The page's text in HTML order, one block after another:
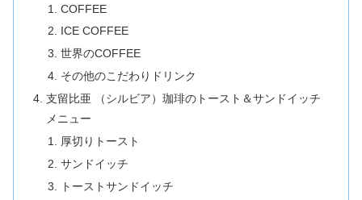
COFFEE
ICE COFFEE
世界のCOFFEE
その他のこだわりドリンク
支留比亜 （シルビア）珈琲のトースト＆サンドイッチ
メニュー
厚切りトースト
サンドイッチ
トーストサンドイッチ